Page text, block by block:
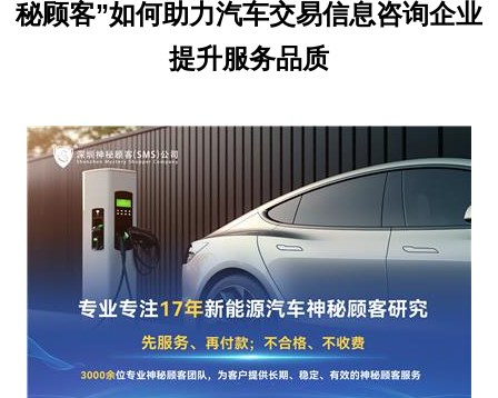
秘顾客”如何助力汽车交易信息咨询企业
提升服务品质